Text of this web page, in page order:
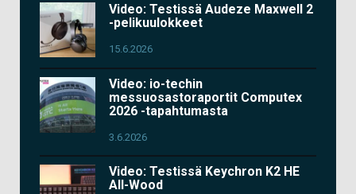
Video: Testissä Audeze Maxwell 2
-pelikuulokkeet
15.6.2026
Video: io-techin
messuosastoraportit Computex
2026 -tapahtumasta
3.6.2026
Video: Testissä Keychron K2 HE
All-Wood